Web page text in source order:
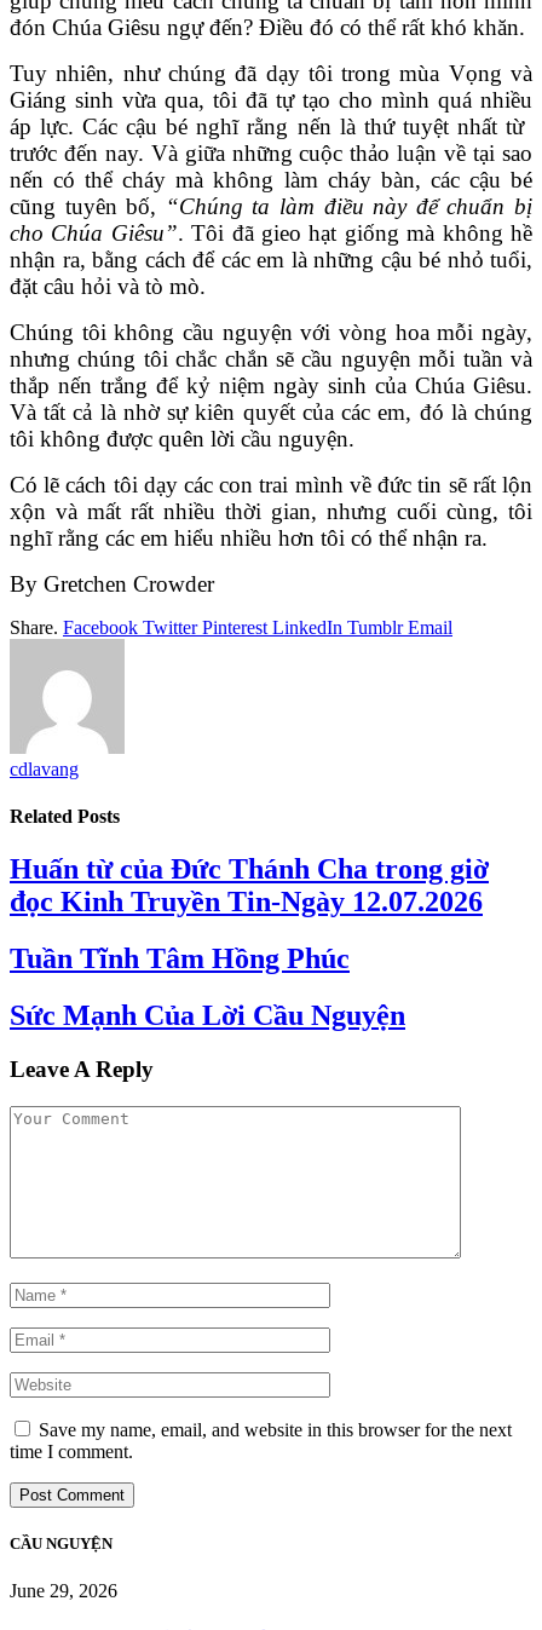
đón Chúa Giêsu ngự đến? Điều đó có thể rất khó khăn.
Tuy nhiên, như chúng đã dạy tôi trong mùa Vọng và
Giáng sinh vừa qua, tôi đã tự tạo cho mình quá nhiều
áp lực. Các cậu bé nghĩ rằng nến là thứ tuyệt nhất từ ​​
trước đến nay. Và giữa những cuộc thảo luận về tại sao
nến có thể cháy mà không làm cháy bàn, các cậu bé
cũng tuyên bố, “Chúng ta làm điều này để chuẩn bị
cho Chúa Giêsu”. Tôi đã gieo hạt giống mà không hề
nhận ra, bằng cách để các em là những cậu bé nhỏ tuổi,
đặt câu hỏi và tò mò.
Chúng tôi không cầu nguyện với vòng hoa mỗi ngày,
nhưng chúng tôi chắc chắn sẽ cầu nguyện mỗi tuần và
thắp nến trắng để kỷ niệm ngày sinh của Chúa Giêsu.
Và tất cả là nhờ sự kiên quyết của các em, đó là chúng
tôi không được quên lời cầu nguyện.
Có lẽ cách tôi dạy các con trai mình về đức tin sẽ rất lộn
xộn và mất rất nhiều thời gian, nhưng cuối cùng, tôi
nghĩ rằng các em hiểu nhiều hơn tôi có thể nhận ra.
By Gretchen Crowder
Share. Facebook Twitter Pinterest LinkedIn Tumblr Email
cdlavang
Related Posts
Huấn từ của Đức Thánh Cha trong giờ
đọc Kinh Truyền Tin-Ngày 12.07.2026
Tuần Tĩnh Tâm Hồng Phúc
Sức Mạnh Của Lời Cầu Nguyện
Leave A Reply
Save my name, email, and website in this browser for the next
time I comment.
CẦU NGUYỆN
June 29, 2026